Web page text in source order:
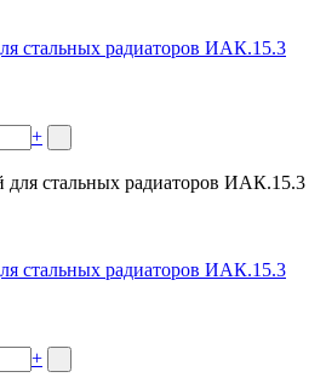
стальных радиаторов ИАК.15.3
+
стальных радиаторов ИАК.15.3
+